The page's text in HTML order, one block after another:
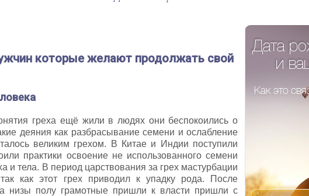
которые желают продолжать свой
греха ещё жили в людях они беспокоились о
деяния как разбрасывание семени и ослабление
великим грехом. В Китае и Индии поступили
практики освоение не использованного семени
и тела. В период царствования за грех мастурбации
как этот грех приводил к упадку рода. После
низы полу грамотные пришли к власти пришли с